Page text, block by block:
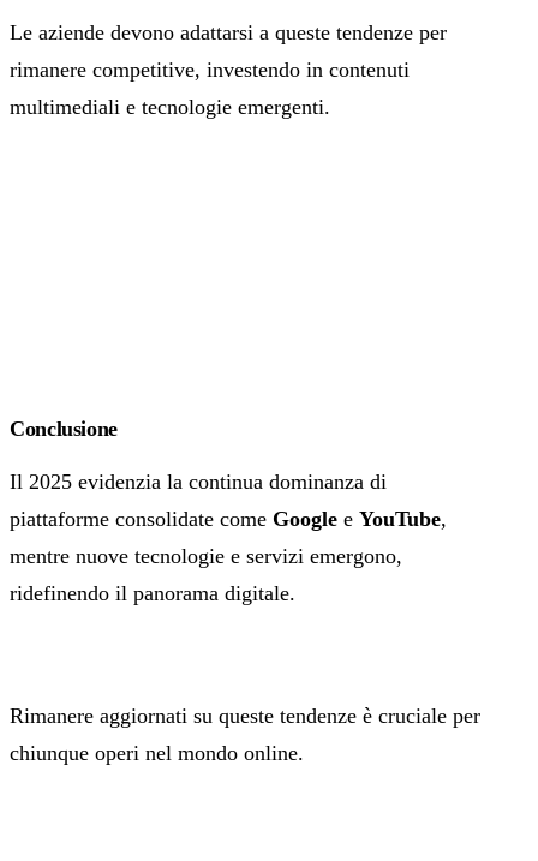
Le aziende devono adattarsi a queste tendenze per
rimanere competitive, investendo in contenuti
multimediali e tecnologie emergenti.
Conclusione
Il 2025 evidenzia la continua dominanza di
piattaforme consolidate come Google e YouTube,
mentre nuove tecnologie e servizi emergono,
ridefinendo il panorama digitale.
Rimanere aggiornati su queste tendenze è cruciale per
chiunque operi nel mondo online.